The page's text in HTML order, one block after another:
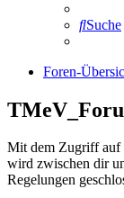
Suche
Foren-
Mit dem Zugriff auf
wird zwischen dir
Regelungen